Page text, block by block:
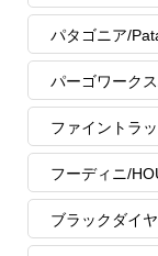
パタゴニア/
パーゴワーク
ファイントラ
フーディニ/
ブラックダイ